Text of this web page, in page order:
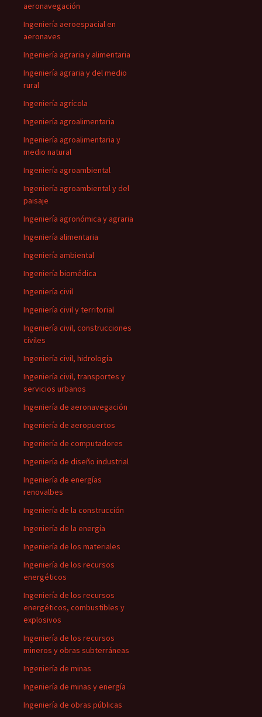
aeronavegación
Ingeniería aeroespacial en
aeronaves
Ingeniería agraria y alimentaria
Ingeniería agraria y del medio
rural
Ingeniería agrícola
Ingeniería agroalimentaria
Ingeniería agroalimentaria y
medio natural
Ingeniería agroambiental
Ingeniería agroambiental y del
paisaje
Ingeniería agronómica y agraria
Ingeniería alimentaria
Ingeniería ambiental
Ingeniería biomédica
Ingeniería civil
Ingeniería civil y territorial
Ingeniería civil, construcciones
civiles
Ingeniería civil, hidrología
Ingeniería civil, transportes y
servicios urbanos
Ingeniería de aeronavegación
Ingeniería de aeropuertos
Ingeniería de computadores
Ingeniería de diseño industrial
Ingeniería de energías
renovalbes
Ingeniería de la construcción
Ingeniería de la energía
Ingeniería de los materiales
Ingeniería de los recursos
energéticos
Ingeniería de los recursos
energéticos, combustibles y
explosivos
Ingeniería de los recursos
mineros y obras subterráneas
Ingeniería de minas
Ingeniería de minas y energía
Ingeniería de obras públicas